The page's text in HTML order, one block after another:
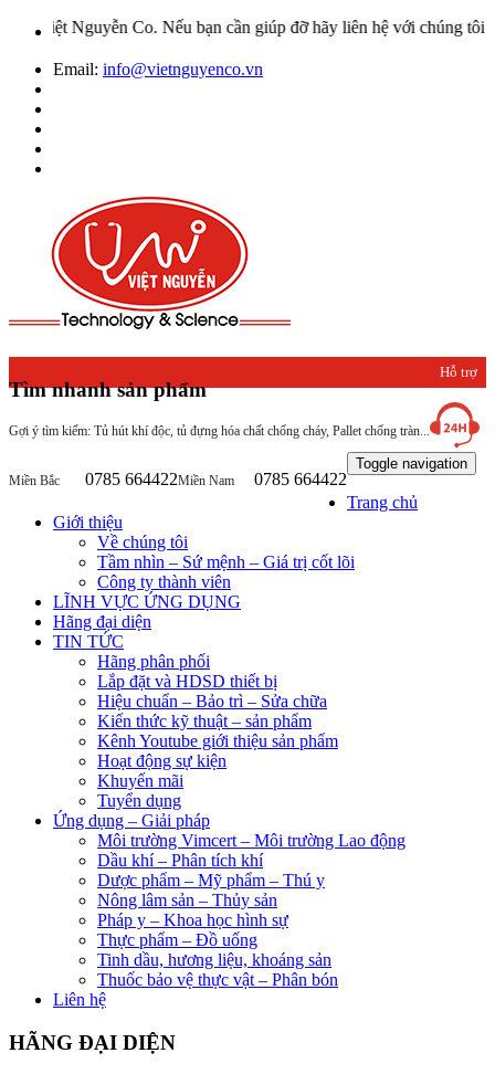
Co. Nếu bạn cần giúp đỡ hãy liên hệ với chúng tôi qua
Email: info@vietnguyenco.vn
Tìm nhanh sản phẩm
Gợi ý tìm kiếm: Tủ hút khí độc, tủ đựng hóa chất chống cháy, Pallet chống tràn...
Hỗ trợ
khách
hàng
Miền Bắc 0785 664422Miền Nam 0785 664422
Toggle navigation
Trang chủ
Giới thiệu
Về chúng tôi
Tầm nhìn – Sứ mệnh – Giá trị cốt lõi
Công ty thành viên
LĨNH VỰC ỨNG DỤNG
Hãng đại diện
TIN TỨC
Hãng phân phối
Lắp đặt và HDSD thiết bị
Hiệu chuẩn – Bảo trì – Sửa chữa
Kiến thức kỹ thuật – sản phẩm
Kênh Youtube giới thiệu sản phẩm
Hoạt động sự kiện
Khuyến mãi
Tuyển dụng
Ứng dụng – Giải pháp
Môi trường Vimcert – Môi trường Lao động
Dầu khí – Phân tích khí
Dược phẩm – Mỹ phẩm – Thú y
Nông lâm sản – Thủy sản
Pháp y – Khoa học hình sự
Thực phẩm – Đồ uống
Tinh dầu, hương liệu, khoáng sản
Thuốc bảo vệ thực vật – Phân bón
Liên hệ
HÃNG ĐẠI DIỆN